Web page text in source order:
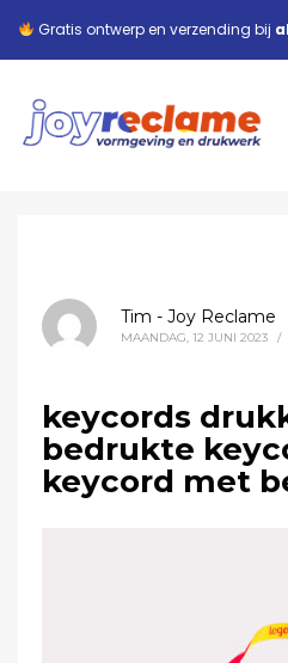
Gratis ontwerp en verzending bij
Tim - Joy Reclame
MAANDAG, 12 JUNI 2023 /
keycords
bedrukte
keycord met